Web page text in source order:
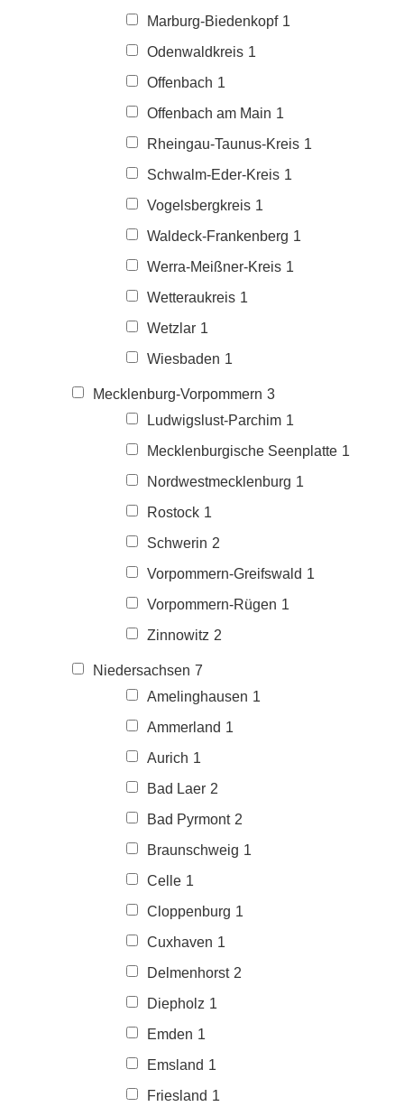
Marburg-Biedenkopf 1
Odenwaldkreis 1
Offenbach 1
Offenbach am Main 1
Rheingau-Taunus-Kreis 1
Schwalm-Eder-Kreis 1
Vogelsbergkreis 1
Waldeck-Frankenberg 1
Werra-Meißner-Kreis 1
Wetteraukreis 1
Wetzlar 1
Wiesbaden 1
Mecklenburg-Vorpommern 3
Ludwigslust-Parchim 1
Mecklenburgische Seenplatte 1
Nordwestmecklenburg 1
Rostock 1
Schwerin 2
Vorpommern-Greifswald 1
Vorpommern-Rügen 1
Zinnowitz 2
Niedersachsen 7
Amelinghausen 1
Ammerland 1
Aurich 1
Bad Laer 2
Bad Pyrmont 2
Braunschweig 1
Celle 1
Cloppenburg 1
Cuxhaven 1
Delmenhorst 2
Diepholz 1
Emden 1
Emsland 1
Friesland 1